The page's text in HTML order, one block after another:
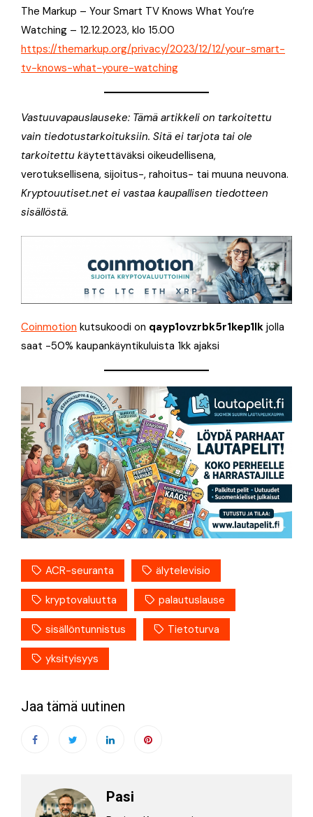
The Markup – Your Smart TV Knows What You’re
Watching – 12.12.2023, klo 15.00
https://themarkup.org/privacy/2023/12/12/your-smart-
tv-knows-what-youre-watching
Vastuuvapauslauseke: Tämä artikkeli on tarkoitettu
vain tiedotustarkoituksiin. Sitä ei tarjota tai ole
tarkoitettu käytettäväksi oikeudellisena,
verotuksellisena, sijoitus-, rahoitus- tai muuna neuvona.
Kryptouutiset.net ei vastaa kaupallisen tiedotteen
sisällöstä.
Coinmotion kutsukoodi on qayp1ovzrbk5r1kep1lk jolla
saat -50% kaupankäyntikuluista 1kk ajaksi
ACR-seuranta älytelevisio
kryptovaluutta palautuslause
sisällöntunnistus Tietoturva
yksityisyys
Jaa tämä uutinen
Pasi